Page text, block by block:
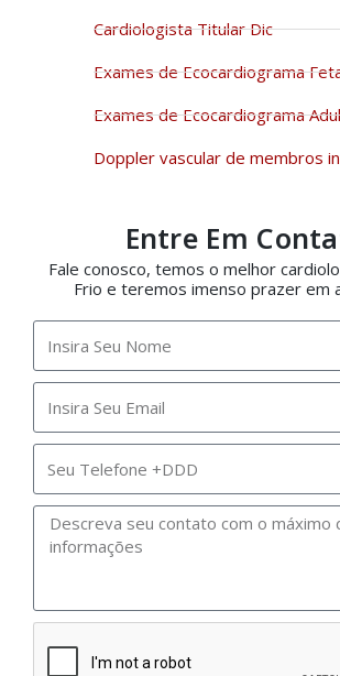
Cardiologista Titular Dic
Exames de Ecocardiograma
Exames de Ecocardiograma
Doppler vascular de membros
Entre Em
Fale conosco, temos o melhor
Frio e teremos imenso prazer em